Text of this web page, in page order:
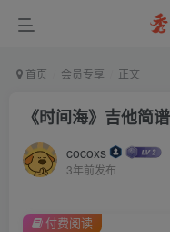
首页 会员专享 正文
《时间海》吉他简
cocoxs
3年前发布
付费阅读